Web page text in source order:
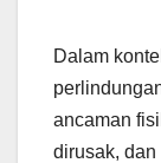
Dalam
ancaman
dirusak,